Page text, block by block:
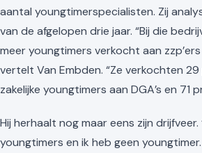
aantal youngtimerspecialisten. Zij
van de afgelopen drie jaar. “Bij die
meer youngtimers verkocht aan zzp’ers
vertelt Van Embden. “Ze verkochten
zakelijke youngtimers aan DGA’s en 71
Hij herhaalt nog maar eens zijn drijfveer.
youngtimers en ik heb geen